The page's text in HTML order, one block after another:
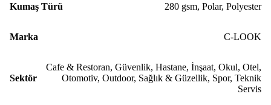
Kumaş Türü 280 gsm, Polar, Polyester
Marka C-LOOK
Sektör
Cafe & Restoran, Güvenlik, Hastane, İnşaat, Okul, Otel,
Otomotiv, Outdoor, Sağlık & Güzellik, Spor, Teknik
Servis